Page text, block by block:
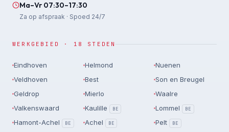
Ma–Vr 07:30–17:30
Za op afspraak · Spoed 24/7
WERKGEBIED · 18 STEDEN
Eindhoven Helmond
Nuenen
Veldhoven
Best
Son en Breugel
Geldrop
Mierlo
Waalre
Valkenswaard
Kaulille BE Lommel BE
Hamont-Achel BE Achel BE Pelt BE